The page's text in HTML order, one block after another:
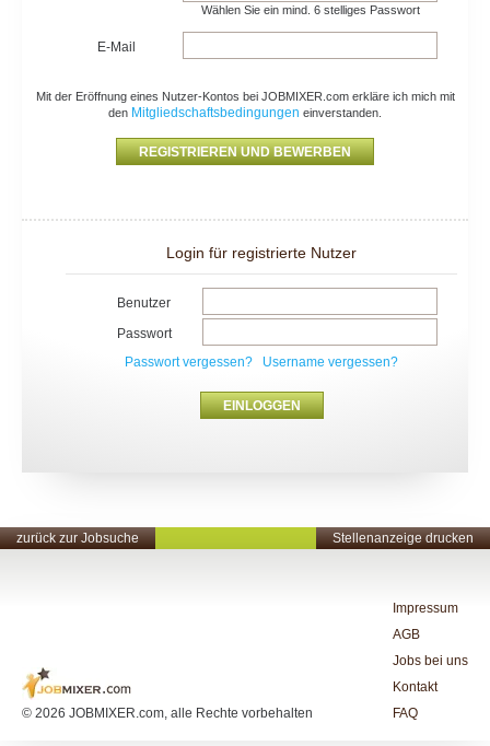
Wählen Sie ein mind. 6 stelliges Passwort
E-Mail
Mit der Eröffnung eines Nutzer-Kontos bei JOBMIXER.com erkläre ich mich mit
den Mitgliedschaftsbedingungen einverstanden.
Login für registrierte Nutzer
Benutzer
Passwort
Passwort vergessen?
Username vergessen?
zurück zur Jobsuche Stellenanzeige drucken
© 2026 JOBMIXER.com, alle Rechte vorbehalten
Impressum
AGB
Jobs bei uns
Kontakt
FAQ